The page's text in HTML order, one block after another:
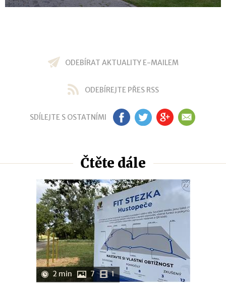
ODEBÍRAT AKTUALITY E-MAILEM
ODEBÍREJTE PŘES RSS
SDÍLEJTE S OSTATNÍMI FB TW GP EM
Čtěte dále
2 min 7 1